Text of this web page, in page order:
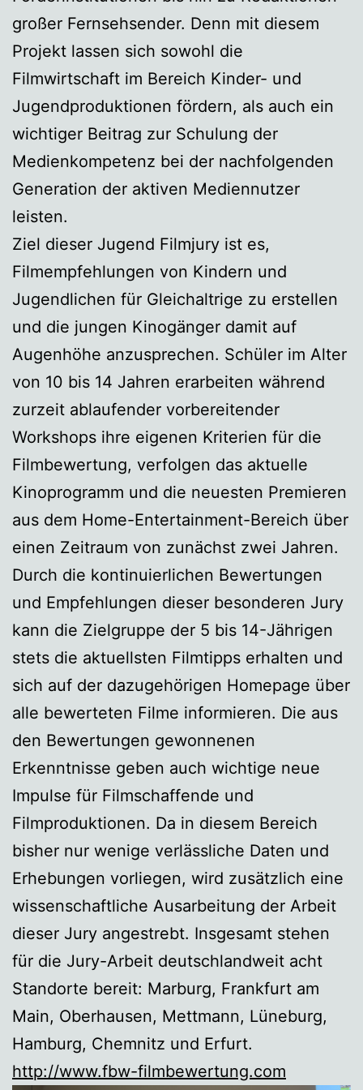
großer Fernsehsender. Denn mit diesem
Projekt lassen sich sowohl die
Filmwirtschaft im Bereich Kinder- und
Jugendproduktionen fördern, als auch ein
wichtiger Beitrag zur Schulung der
Medienkompetenz bei der nachfolgenden
Generation der aktiven Mediennutzer
leisten.
Ziel dieser Jugend Filmjury ist es,
Filmempfehlungen von Kindern und
Jugendlichen für Gleichaltrige zu erstellen
und die jungen Kinogänger damit auf
Augenhöhe anzusprechen. Schüler im Alter
von 10 bis 14 Jahren erarbeiten während
zurzeit ablaufender vorbereitender
Workshops ihre eigenen Kriterien für die
Filmbewertung, verfolgen das aktuelle
Kinoprogramm und die neuesten Premieren
aus dem Home-Entertainment-Bereich über
einen Zeitraum von zunächst zwei Jahren.
Durch die kontinuierlichen Bewertungen
und Empfehlungen dieser besonderen Jury
kann die Zielgruppe der 5 bis 14-Jährigen
stets die aktuellsten Filmtipps erhalten und
sich auf der dazugehörigen Homepage über
alle bewerteten Filme informieren. Die aus
den Bewertungen gewonnenen
Erkenntnisse geben auch wichtige neue
Impulse für Filmschaffende und
Filmproduktionen. Da in diesem Bereich
bisher nur wenige verlässliche Daten und
Erhebungen vorliegen, wird zusätzlich eine
wissenschaftliche Ausarbeitung der Arbeit
dieser Jury angestrebt. Insgesamt stehen
für die Jury-Arbeit deutschlandweit acht
Standorte bereit: Marburg, Frankfurt am
Main, Oberhausen, Mettmann, Lüneburg,
Hamburg, Chemnitz und Erfurt.
http://www.fbw-filmbewertung.com